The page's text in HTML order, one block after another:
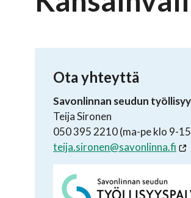
Ota yhteyttä
Savonlinnan seudun
Teija Sironen
050 395 2210 (ma-pe klo 9-
teija.sironen@savonlinna.fi